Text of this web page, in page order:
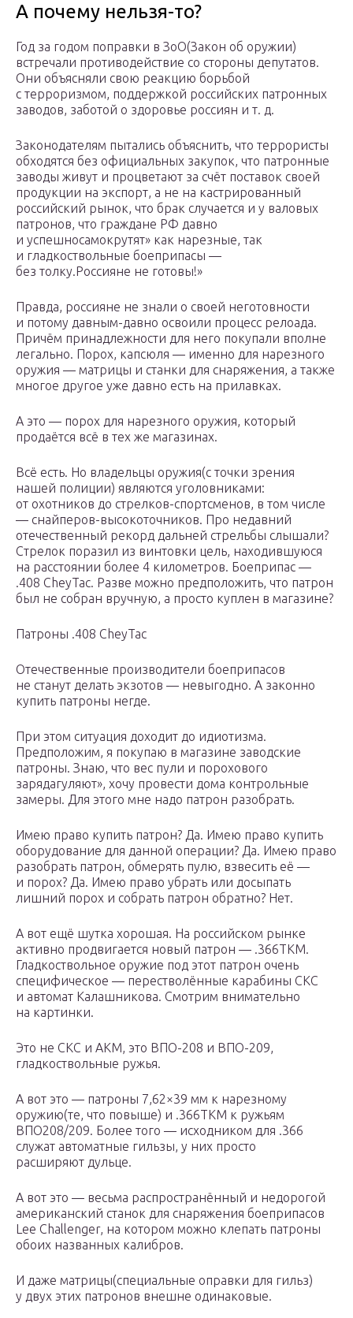
А почему нельзя-то?
Год за годом поправки в ЗоО(Закон об оружии)
встречали противодействие со стороны депутатов.
Они объясняли свою реакцию борьбой
с терроризмом, поддержкой российских патронных
заводов, заботой о здоровье россиян и т. д.
Законодателям пытались объяснить, что террористы
обходятся без официальных закупок, что патронные
заводы живут и процветают за счёт поставок своей
продукции на экспорт, а не на кастрированный
российский рынок, что брак случается и у валовых
патронов, что граждане РФ давно
и успешносамокрутят» как нарезные, так
и гладкоствольные боеприпасы —
без толку.Россияне не готовы!»
Правда, россияне не знали о своей неготовности
и потому давным-давно освоили процесс релоада.
Причём принадлежности для него покупали вполне
легально. Порох, капсюля — именно для нарезного
оружия — матрицы и станки для снаряжения, а также
многое другое уже давно есть на прилавках.
А это — порох для нарезного оружия, который
продаётся всё в тех же магазинах.
Всё есть. Но владельцы оружия(с точки зрения
нашей полиции) являются уголовниками:
от охотников до стрелков-спортсменов, в том числе
— снайперов-высокоточников. Про недавний
отечественный рекорд дальней стрельбы слышали?
Стрелок поразил из винтовки цель, находившуюся
на расстоянии более 4 километров. Боеприпас —
.408 CheyTac. Разве можно предположить, что патрон
был не собран вручную, а просто куплен в магазине?
Патроны .408 CheyTac
Отечественные производители боеприпасов
не станут делать экзотов — невыгодно. А законно
купить патроны негде.
При этом ситуация доходит до идиотизма.
Предположим, я покупаю в магазине заводские
патроны. Знаю, что вес пули и порохового
зарядагуляют», хочу провести дома контрольные
замеры. Для этого мне надо патрон разобрать.
Имею право купить патрон? Да. Имею право купить
оборудование для данной операции? Да. Имею право
разобрать патрон, обмерять пулю, взвесить её —
и порох? Да. Имею право убрать или досыпать
лишний порох и собрать патрон обратно? Нет.
А вот ещё шутка хорошая. На российском рынке
активно продвигается новый патрон — .366ТКМ.
Гладкоствольное оружие под этот патрон очень
специфическое — перестволённые карабины СКС
и автомат Калашникова. Смотрим внимательно
на картинки.
Это не СКС и АКМ, это ВПО-208 и ВПО-209,
гладкоствольные ружья.
А вот это — патроны 7,62×39 мм к нарезному
оружию(те, что повыше) и .366ТКМ к ружьям
ВПО208/209. Более того — исходником для .366
служат автоматные гильзы, у них просто
расширяют дульце.
А вот это — весьма распространённый и недорогой
американский станок для снаряжения боеприпасов
Lee Challenger, на котором можно клепать патроны
обоих названных калибров.
И даже матрицы(специальные оправки для гильз)
у двух этих патронов внешне одинаковые.